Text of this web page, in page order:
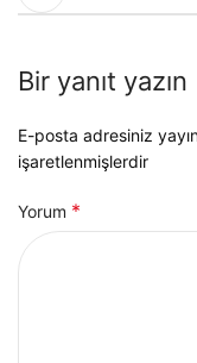
Bir yanıt yazın
E-posta adresiniz
işaretlenmişlerdir
Yorum *